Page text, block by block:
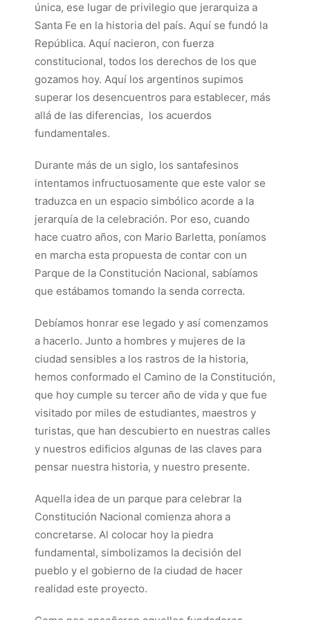
única, ese lugar de privilegio que jerarquiza a
Santa Fe en la historia del país. Aquí se fundó la
República. Aquí nacieron, con fuerza
constitucional, todos los derechos de los que
gozamos hoy. Aquí los argentinos supimos
superar los desencuentros para establecer, más
allá de las diferencias, los acuerdos
fundamentales.
Durante más de un siglo, los santafesinos
intentamos infructuosamente que este valor se
traduzca en un espacio simbólico acorde a la
jerarquía de la celebración. Por eso, cuando
hace cuatro años, con Mario Barletta, poníamos
en marcha esta propuesta de contar con un
Parque de la Constitución Nacional, sabíamos
que estábamos tomando la senda correcta.
Debíamos honrar ese legado y así comenzamos
a hacerlo. Junto a hombres y mujeres de la
ciudad sensibles a los rastros de la historia,
hemos conformado el Camino de la Constitución,
que hoy cumple su tercer año de vida y que fue
visitado por miles de estudiantes, maestros y
turistas, que han descubierto en nuestras calles
y nuestros edificios algunas de las claves para
pensar nuestra historia, y nuestro presente.
Aquella idea de un parque para celebrar la
Constitución Nacional comienza ahora a
concretarse. Al colocar hoy la piedra
fundamental, simbolizamos la decisión del
pueblo y el gobierno de la ciudad de hacer
realidad este proyecto.